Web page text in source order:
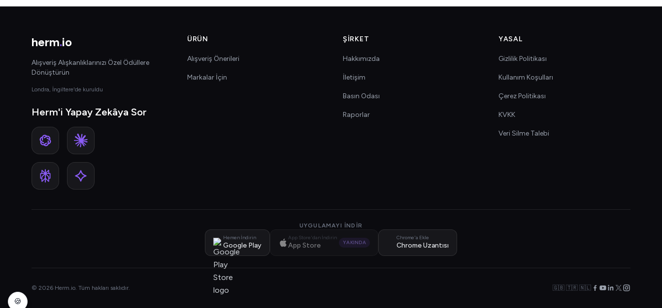
herm.io
Alışveriş Alışkanlıklarınızı Özel Ödüllere
Dönüştürün
Londra, İngiltere'de kuruldu
Herm'i Yapay Zekâya Sor
ÜRÜN
Alışveriş Önerileri
Markalar İçin
ŞIRKET
Hakkımızda
İletişim
Basın Odası
Raporlar
YASAL
Gizlilik Politikası
Kullanım Koşulları
Çerez Politikası
KVKK
Veri Silme Talebi
UYGULAMAYI İNDIR
Hemen İndirin
Google Play
App Store'dan İndirin
App Store YAKINDA
Chrome'a Ekle
Chrome Uzantısı
© 2026 Herm.io. Tüm hakları saklıdır. 🇬🇧 🇹🇷 🇳🇱
🍪